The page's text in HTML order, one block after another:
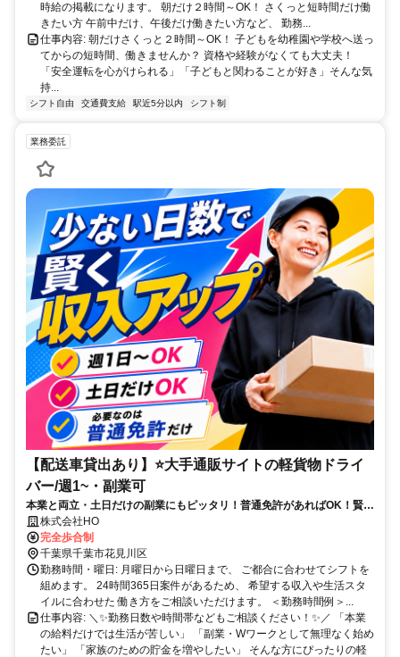
時給の掲載になります。 朝だけ２時間～OK！ さくっと短時間だけ働
きたい方 午前中だけ、午後だけ働きたい方など、 勤務...
仕事内容: 朝だけさくっと２時間～OK！ 子どもを幼稚園や学校へ送っ
てからの短時間、働きませんか？ 資格や経験がなくても大丈夫！
「安全運転を心がけられる」「子どもと関わることが好き」そんな気
持...
シフト自由 交通費支給 駅近5分以内 シフト制
業務委託
【配送車貸出あり】⭐大手通販サイトの軽貨物ドライ
バー/週1~・副業可
本業と両立・土日だけの副業にもピッタリ！普通免許があればOK！賢く
収入UPが目指せて物価高騰にも負けない！
株式会社HO
完全歩合制
千葉県千葉市花見川区
勤務時間・曜日: 月曜日から日曜日まで、 ご都合に合わせてシフトを
組めます。 24時間365日案件があるため、 希望する収入や生活スタ
イルに合わせた 働き方をご相談いただけます。 ＜勤務時間例＞...
仕事内容: ＼✨勤務日数や時間帯などもご相談ください！✨／ 「本業
の給料だけでは生活が苦しい」 「副業・Wワークとして無理なく始め
たい」 「家族のための貯金を増やしたい」 そんな方にぴったりの軽